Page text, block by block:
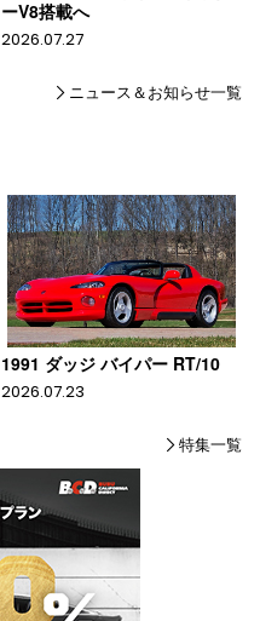
ーV8搭載へ
2026.07.27
ニュース＆お知らせ一覧
1991 ダッジ バイパー RT/10
2026.07.23
特集一覧